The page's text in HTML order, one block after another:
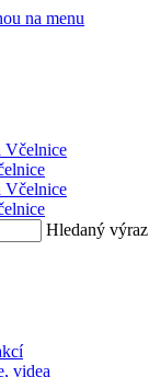
na menu
Hledaný výraz
videa